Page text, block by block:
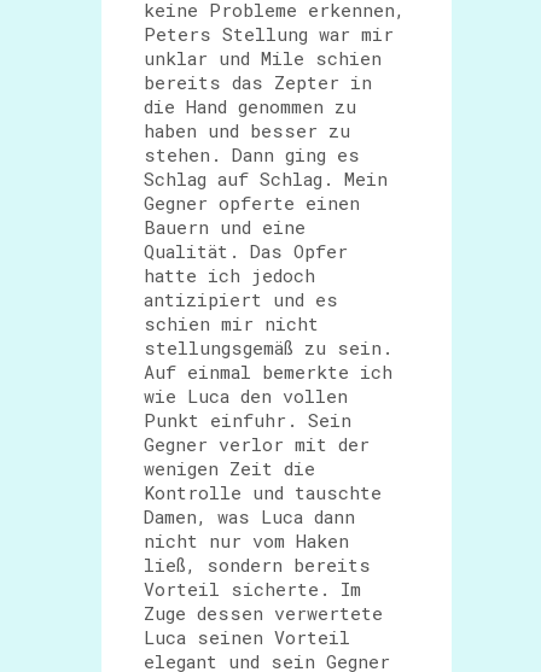
keine Probleme erkennen,
Peters Stellung war mir
unklar und Mile schien
bereits das Zepter in
die Hand genommen zu
haben und besser zu
stehen. Dann ging es
Schlag auf Schlag. Mein
Gegner opferte einen
Bauern und eine
Qualität. Das Opfer
hatte ich jedoch
antizipiert und es
schien mir nicht
stellungsgemäß zu sein.
Auf einmal bemerkte ich
wie Luca den vollen
Punkt einfuhr. Sein
Gegner verlor mit der
wenigen Zeit die
Kontrolle und tauschte
Damen, was Luca dann
nicht nur vom Haken
ließ, sondern bereits
Vorteil sicherte. Im
Zuge dessen verwertete
Luca seinen Vorteil
elegant und sein Gegner